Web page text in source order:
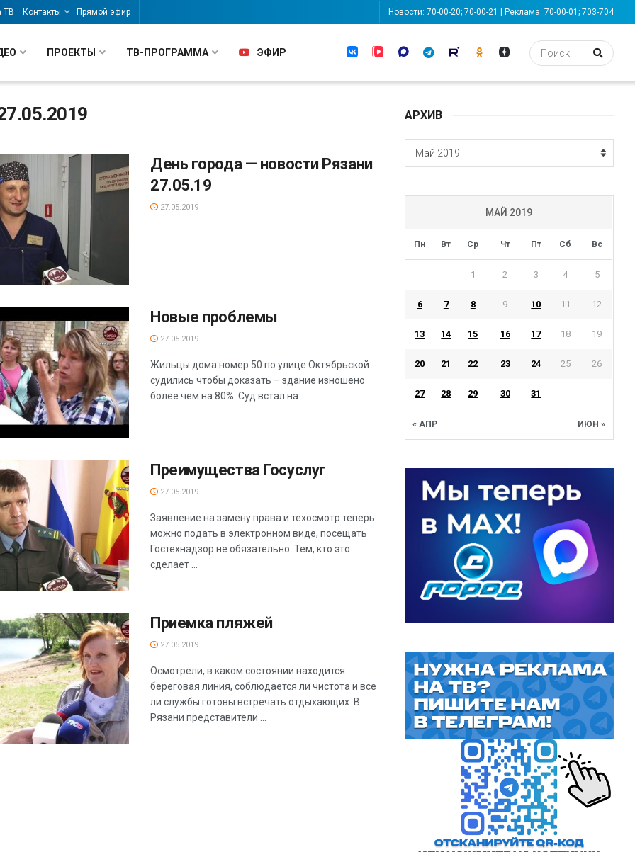
ТВ Контакты Прямой эфир Новости: 70-00-20; 70-00-21 | Реклама: 70-00-01; 703-704
ПРОЕКТЫ ТВ-ПРОГРАММА ЭФИР
День города — новости Рязани
27.05.19
27.05.2019
Новые проблемы
27.05.2019
Жильцы дома номер 50 по улице Октябрьской
судились чтобы доказать – здание изношено
более чем на 80%. Суд встал на ...
Преимущества Госуслуг
27.05.2019
Заявление на замену права и техосмотр теперь
можно подать в электронном виде, посещать
Гостехнадзор не обязательно. Тем, кто это
сделает ...
Приемка пляжей
27.05.2019
Осмотрели, в каком состоянии находится
береговая линия, соблюдается ли чистота и все
ли службы готовы встречать отдыхающих. В
Рязани представители ...
АРХИВ
АРХИВ
Май 2019
МАЙ 2019
Пн Вт Ср Чт Пт Сб Вс
« АПР ИЮН »
1 2 3 4 5
6 7 8 9 10 11 12
13 14 15 16 17 18 19
20 21 22 23 24 25 26
27 28 29 30 31